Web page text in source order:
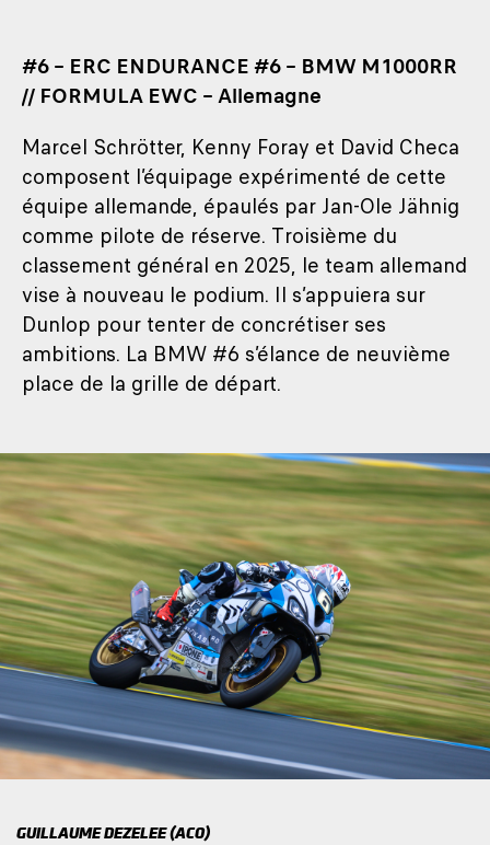
#6 – ERC ENDURANCE #6 – BMW M1000RR
// FORMULA EWC – Allemagne
Marcel Schrötter, Kenny Foray et David Checa
composent l’équipage expérimenté de cette
équipe allemande, épaulés par Jan-Ole Jähnig
comme pilote de réserve. Troisième du
classement général en 2025, le team allemand
vise à nouveau le podium. Il s’appuiera sur
Dunlop pour tenter de concrétiser ses
ambitions. La BMW #6 s’élance de neuvième
place de la grille de départ.
GUILLAUME DEZELEE (ACO)